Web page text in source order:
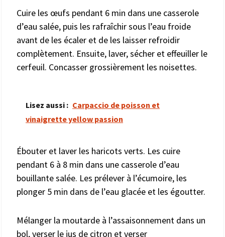
Cuire les œufs pendant 6 min dans une casserole
d’eau salée, puis les rafraîchir sous l’eau froide
avant de les écaler et de les laisser refroidir
complètement. Ensuite, laver, sécher et effeuiller le
cerfeuil. Concasser grossièrement les noisettes.
Lisez aussi : Carpaccio de poisson et
vinaigrette yellow passion
Ébouter et laver les haricots verts. Les cuire
pendant 6 à 8 min dans une casserole d’eau
bouillante salée. Les prélever à l’écumoire, les
plonger 5 min dans de l’eau glacée et les égoutter.
Mélanger la moutarde à l’assaisonnement dans un
bol, verser le jus de citron et verser